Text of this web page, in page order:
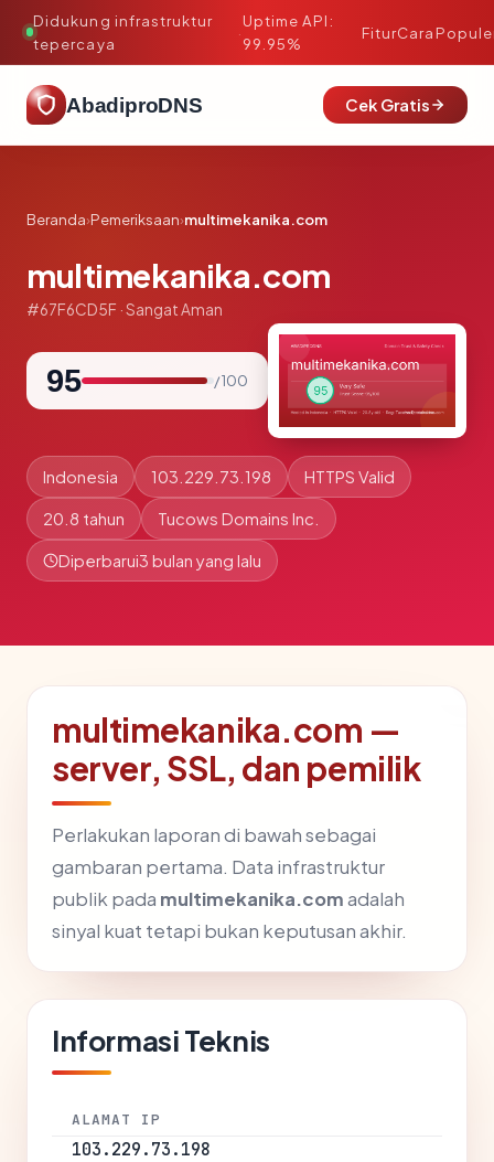
Didukung infrastruktur
tepercaya
·
Uptime API:
99.95%
FiturCara
AbadiproDNS Cek Gratis
Beranda›Pemeriksaan›multimekanika.com
multimekanika.com
#67F6CD5F · Sangat Aman
95 / 100
Indonesia 103.229.73.198 HTTPS Valid
20.8 tahun Tucows Domains Inc.
Diperbarui3 bulan yang lalu
multimekanika.com —
server, SSL, dan pemilik
Perlakukan laporan di bawah sebagai
gambaran pertama. Data infrastruktur
publik pada multimekanika.comadalah
sinyal kuat tetapi bukan keputusan akhir.
Informasi Teknis
ALAMAT IP
103.229.73.198